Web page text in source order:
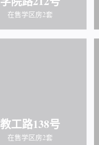
在售学区房2套
教工路138号
在售学区房2套